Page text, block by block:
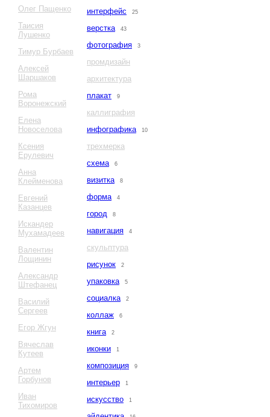
Олег Пащенко
Таисия
Лушенко
Тимур Бурбаев
Алексей
Шаршаков
Рома
Воронежский
Елена
Новоселова
Ксения
Ерулевич
Анна
Клейменова
Евгений
Казанцев
Искандер
Мухамадеев
Валентин
Лощинин
Александр
Штефанец
Василий
Сергеев
Егор Жгун
Вячеслав
Кутеев
Артем
Горбунов
Иван
Тихомиров
интерфейс 25
верстка 43
фотография 3
промдизайн
архитектура
плакат
9
каллиграфия
инфографика
10
трехмерка
схема
6
визитка 8
форма 4
город 8
навигация 4
скульптура
рисунок
2
упаковка 5
социалка 2
коллаж 6
книга 2
иконки 1
композиция 9
интерьер 1
искусство 1